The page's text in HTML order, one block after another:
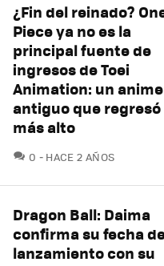
¿Fin del reinado?
Piece ya no es la
principal fuente de
ingresos de Toei
Animation: un anime
antiguo que regresó
más alto
0 COMENTARIOS
HACE 2 AÑOS
Dragon Ball: Daima
confirma su fecha
lanzamiento con su